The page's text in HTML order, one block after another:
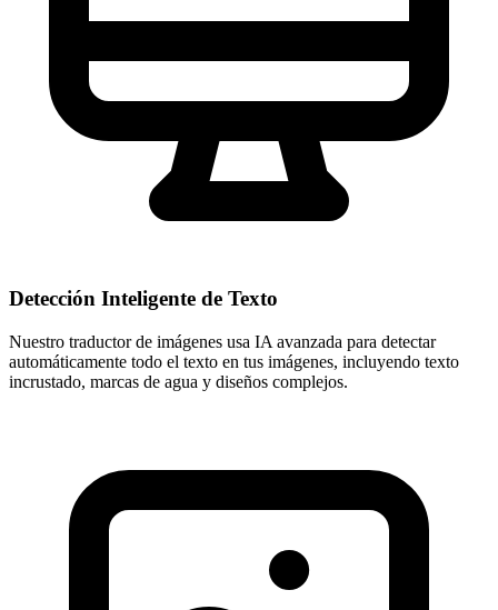
Detección Inteligente de Texto
Nuestro traductor de imágenes usa IA avanzada para detectar
automáticamente todo el texto en tus imágenes, incluyendo texto
incrustado, marcas de agua y diseños complejos.